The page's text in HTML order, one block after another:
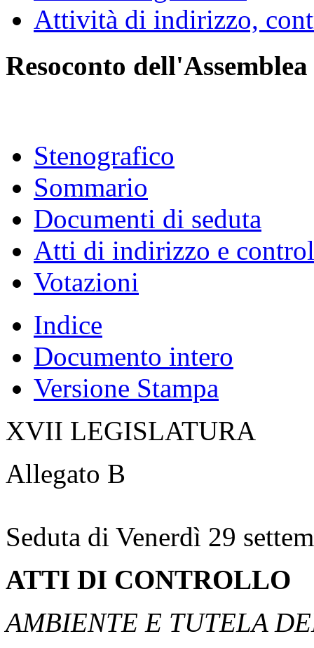
Comitato per la
Bollettino degli
Attività Legislativa
Resoconto dell'Assemblea
Stenografico
Sommario
Documenti di seduta
Atti di indirizzo e
Votazioni
Indice
Versione Stampa
XVII LEGISLATURA
Allegato B
Seduta di Venerdì 29